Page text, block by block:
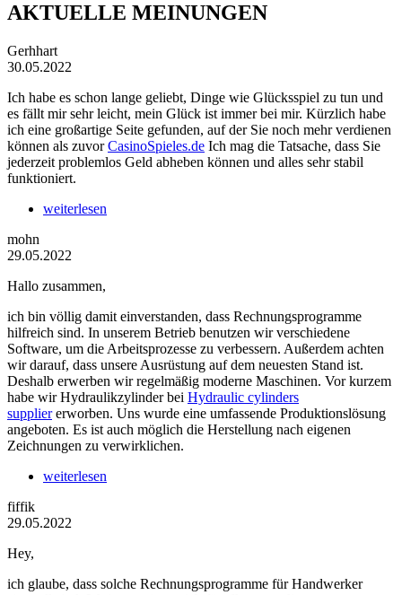
AKTUELLE MEINUNGEN
Gerhhart
30.05.2022
Ich habe es schon lange geliebt, Dinge wie Glücksspiel zu tun und
es fällt mir sehr leicht, mein Glück ist immer bei mir. Kürzlich habe
ich eine großartige Seite gefunden, auf der Sie noch mehr verdienen
können als zuvorCasinoSpieles.de Ich mag die Tatsache, dass Sie
jederzeit problemlos Geld abheben können und alles sehr stabil
funktioniert.
weiterlesen
mohn
29.05.2022
Hallo zusammen,
ich bin völlig damit einverstanden, dass Rechnungsprogramme
hilfreich sind. In unserem Betrieb benutzen wir verschiedene
Software, um die Arbeitsprozesse zu verbessern. Außerdem achten
wir darauf, dass unsere Ausrüstung auf dem neuesten Stand ist.
Deshalb erwerben wir regelmäßig moderne Maschinen. Vor kurzem
habe wir Hydraulikzylinder bei Hydraulic cylinders
suppliererworben. Uns wurde eine umfassende Produktionslösung
angeboten. Es ist auch möglich die Herstellung nach eigenen
Zeichnungen zu verwirklichen.
weiterlesen
fiffik
29.05.2022
Hey,
ich glaube, dass solche Rechnungsprogramme für Handwerker